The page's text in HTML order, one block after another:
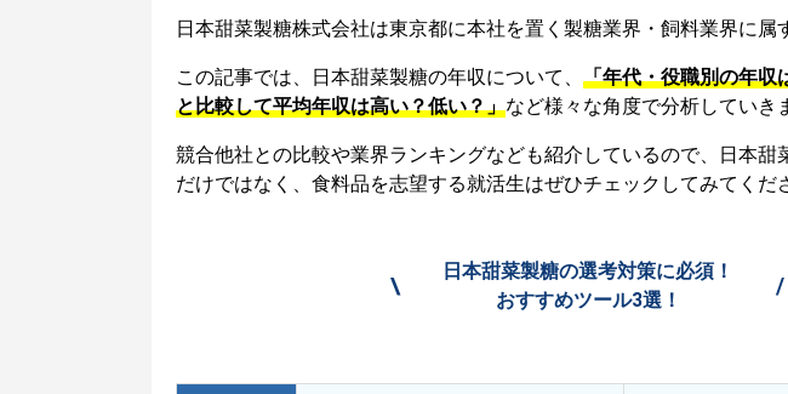
日本甜菜製糖株式会社は東京都に本社を置く製糖業界・飼料業界に属
この記事では、日本甜菜製糖の年収について、 「年代・役職別の年収
と比較して平均年収は高い？低い？」など様々な角度で分析していき
競合他社との比較や業界ランキングなども紹介しているので、日本甜
だけではなく、食料品を志望する就活生はぜひチェックしてみてくだ
\
日本甜菜製糖の選考対策に必須！
おすすめツール3選！
/